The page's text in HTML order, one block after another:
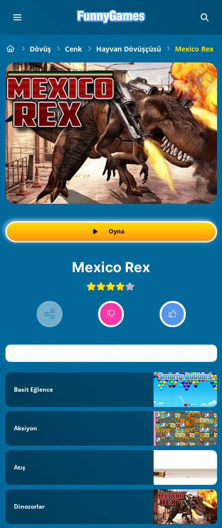
Dövüş Cenk Hayvan Dövüşçüsü Mexico Rex
Oyna
Mexico Rex
Basit Eğlence
Aksiyon
Atış
Dinozorlar